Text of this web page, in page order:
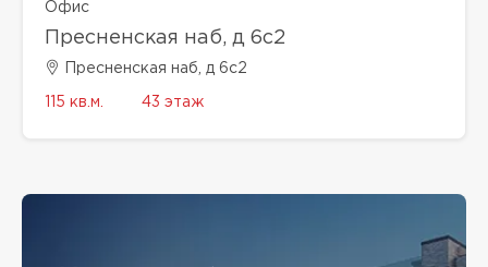
Офис
Пресненская наб, д 6с2
Пресненская наб, д 6с2
115 кв.м. 43 этаж